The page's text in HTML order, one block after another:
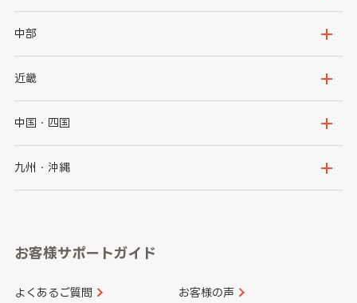
岩手県
秋田県
茨城県
群馬県
千葉県
神奈川県
中部
新潟県
石川県
山梨県
愛知県
近畿
大阪府
京都府
和歌山県
中国・四国
鳥取県
山口県
香川県 愛媛県
九州・沖縄
長崎県
大分県 宮崎県
お客様サポートガイド
よくあるご質問 お客様の声